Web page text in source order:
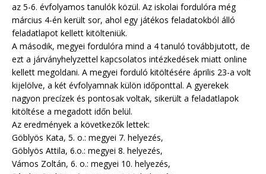
az 5-6. évfolyamos tanulók közül. Az iskolai fordulóra még
március 4-én került sor, ahol egy játékos feladatokból álló
feladatlapot kellett kitölteniük.
A második, megyei fordulóra mind a 4 tanuló továbbjutott, de
ezt a járványhelyzettel kapcsolatos intézkedések miatt online
kellett megoldani. A megyei forduló kitöltésére április 23-a volt
kijelölve, a két évfolyamnak külön időponttal. A gyerekek
nagyon precízek és pontosak voltak, sikerült a feladatlapok
kitöltése a megadott időn belül.
Az eredmények a következők lettek:
Göblyös Kata, 5. o.: megyei 7. helyezés,
Göblyös Attila, 6.o.: megyei 8. helyezés,
Vámos Zoltán, 6. o.: megyei 10. helyezés,